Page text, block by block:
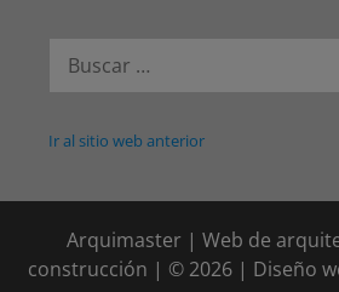
Ir al sitio web anterior
Arquimaster | Web de
construcción | © 2026 | Diseño